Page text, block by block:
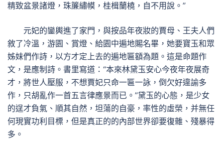
精致盆景諸燈，珠簾繡幙，桂楫蘭橈，自不用說。”
元妃的鑾輿進了家門，與按品年夜妝的賈母、王夫人們
敘了冷溫，游園、賞燈、給園中遍地賜名畢，她要寶玉和眾
姊妹們作詩，以方才定上去的遍地匾額為題。這是命題作
文，是應制詩。書里寫道：“本來林黛玉安心今夜年夜展奇
才，將世人壓服，不想賈妃只命一匾一詠，倒欠好違諭多
作，只胡亂作一首五言律應景而已。”黛玉的心態，是少女
的逞才負氣、順其自然，坦蕩的自豪，率性的虛榮，并無任
何現實功利目標，但是真正的的內部世界卻要復雜、殘暴得
多。